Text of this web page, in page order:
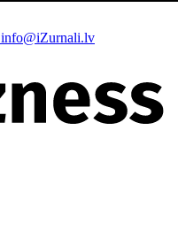
info@iZurnali.lv